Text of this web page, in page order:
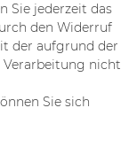
Sie jederzeit das
den Widerruf
der aufgrund der
nicht
Sie sich